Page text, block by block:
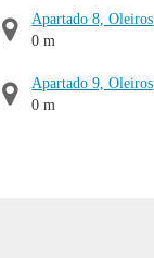
Apartado 8, Oleiros
0 m
Apartado 9, Oleiros
0 m